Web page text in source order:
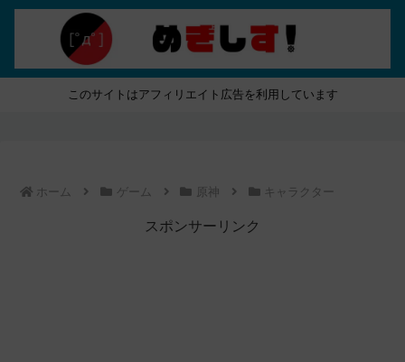
このサイトはアフィリエイト広告を利用しています
ホーム ゲーム 原神 キャラクター
スポンサーリンク